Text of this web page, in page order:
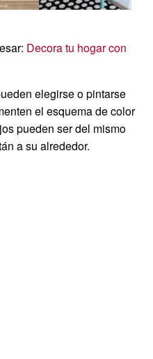
Decora tu hogar con
elegirse o pintarse
el esquema de color
pueden ser del mismo
a su alrededor.